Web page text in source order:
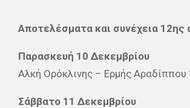
Αποτελέσματα και συνέχεια 12ης
Παρασκευή 10 Δεκεμβρίου
Αλκή Ορόκλινης – Ερμής Αραδίππου
Σάββατο 11 Δεκεμβρίου